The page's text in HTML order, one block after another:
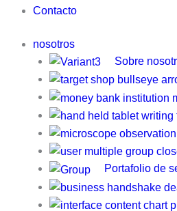
Contacto
nosotros
Sobre
Portafolio de